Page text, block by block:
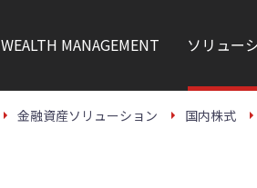
WEALTH MANAGEMENT ソリュー
金融資産ソリューション 国内株式